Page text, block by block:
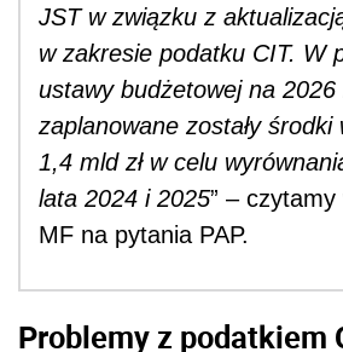
JST w związku z
w zakresie podatku CIT. W
ustawy budżetowej na 2026
zaplanowane zostały środki
1,4 mld zł w celu
lata 2024 i 2025” –
MF na pytania PAP.
Problemy z podatkiem